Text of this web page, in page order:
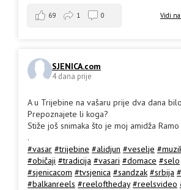
Vidi na
69 1 0
SJENICA.com
4 dana prije
A u Trijebine na vašaru prije dva dana
Prepoznajete li koga?
Stiže još snimaka što je moj amidža Ramo
.
#vasar #trijebine #alidjun #veselje
#običaji #tradicija #vasari #domace #selo
#sjenicacom #tvsjenica #sandzak #srbija
#balkanreels #reeloftheday #reelsvideo